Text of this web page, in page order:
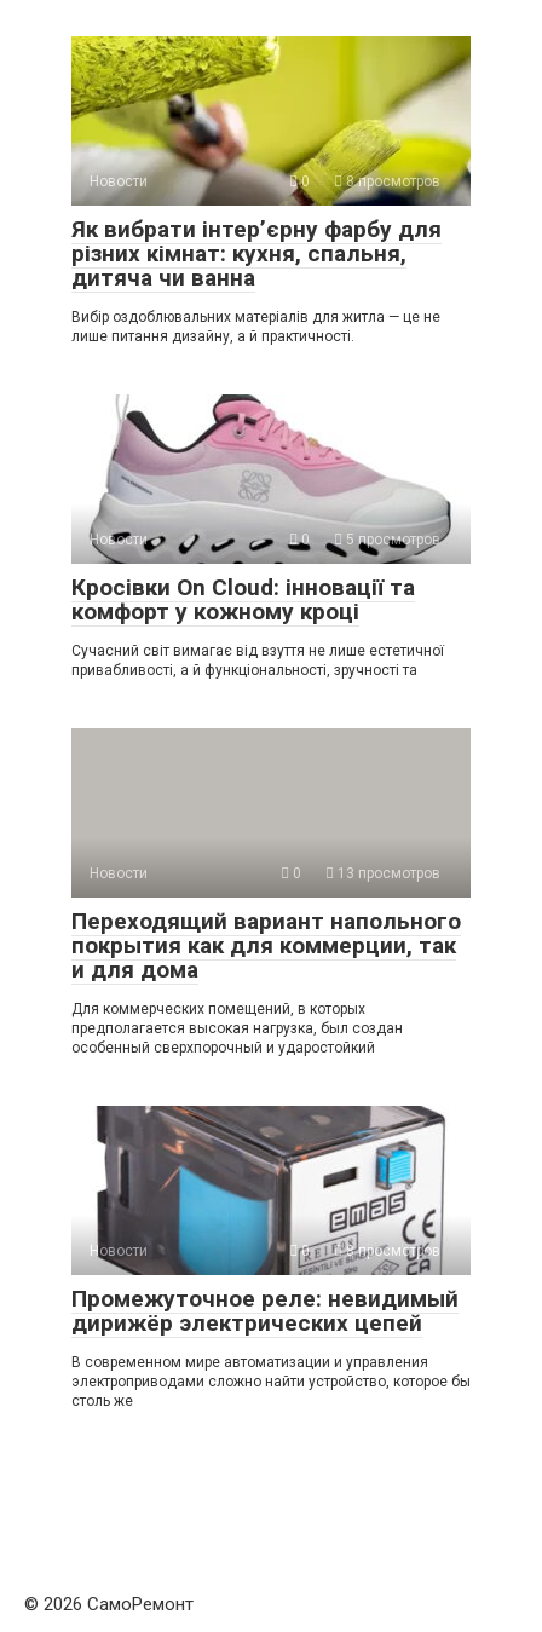
Новости 0 8 просмотров
Як вибрати інтер’єрну фарбу для
різних кімнат: кухня, спальня,
дитяча чи ванна
Вибір оздоблювальних матеріалів для житла — це не
лише питання дизайну, а й практичності.
Новости 0 5 просмотров
Кросівки On Cloud: інновації та
комфорт у кожному кроці
Сучасний світ вимагає від взуття не лише естетичної
привабливості, а й функціональності, зручності та
Новости 0 13 просмотров
Переходящий вариант напольного
покрытия как для коммерции, так
и для дома
Для коммерческих помещений, в которых
предполагается высокая нагрузка, был создан
особенный сверхпорочный и ударостойкий
Новости 0 8 просмотров
Промежуточное реле: невидимый
дирижёр электрических цепей
В современном мире автоматизации и управления
электроприводами сложно найти устройство, которое бы
столь же
© 2026 СамоРемонт